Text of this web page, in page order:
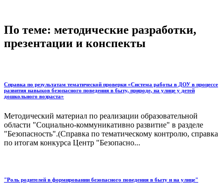
По теме: методические разработки,
презентации и конспекты
Справка по результатам тематической проверки «Система работы в ДОУ в процессе
развития навыков безопасного поведения в быту, природе, на улице у детей
дошкольного возраста»
Методический материал по реализации образовательной
области "Социально-коммуникативно развитие" в разделе
"Безопасность".(Справка по тематическому контролю, справка
по итогам конкурса Центр "Безопасно...
"Роль родителей в формировании безопасного поведения в быту и на улице"